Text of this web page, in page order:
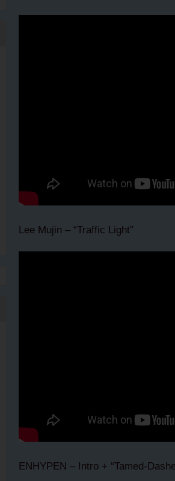
Lee Mujin – “Traffic Light”
ENHYPEN – Intro + “Tamed-